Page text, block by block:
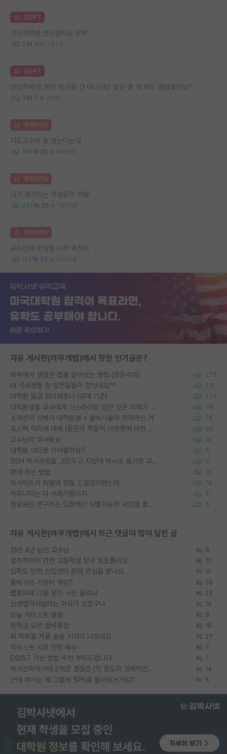
김GPT
석사과정생 연구장려금 상태
0 11 7875
김GPT
안녕하세요! 제가 박사될 건 아니지만 질문 몇 개 해도 괜찮을까요?
3 7 2900
명예의전당
지도교수와 잘 맞는다는것
140 20 64550
명예의전당
내가 생각하는 학생들의 역할
242 35 36809
명예의전당
교수인데 학생들 너무 빡친다
127 55 50078
자유 게시판(아무개랩)에서 핫한 인기글은?
외부에서 괜찮은 랩을 알아보는 방법 (장문주의) 275
내 석사생활 참 많은일들이 있엇네요^^ 212
대학원 월급 정리해준다 (공대 기준) 275
대학원생들 교수에게 가스라이팅 당한 것은 이해가 갑니다. 안타깝네요. 119
소재분야 석박사 대학원생 + 물박사들이 착각하는 거 74
포스텍 억까에 대해 (동문의 학문적 아웃풋에 대한 반박) 50
교수님이 무서워요 16
대학원 어디로 가야할까요? 5
SSH 박사과정을 그만두고 지방대 박사로 옮기면 교수의 꿈은 끝일까요? 9
편애 하는 방법 15
이사이트가 처음엔 정말 도움많이됐는데 14
커뮤니티는 다 쓰레기통이지 6
정보보안 연구하는 입장에선 식별가능한 사진을 올리는건 비추이긴함 5
자유 게시판(아무개랩)에서 최근 댓글이 많이 달린 글
정년 4년 남은 교수님 9
알츠하이머 관련 고등학생 탐구 포트폴리오 12
입학도 안한 신입생이 원래 관심을 받나요 11
물박사의 기준이 뭐임? 20
랩홈피에 다들 본인 사진 올리냐 23
신생랩가지말라는 이유가 있었구나 16
오늘 카이스트 발표 6
장학금 모은 랩비통장 18
AI 학회들 거품 슬슬 지적이 나오네요 27
카이스트 서류 전형 배수 7
DGIST 가는 방법 추천 부탁드립니다. 7
박사진학하기에 2억은 괜찮은 (?) 정도의 경제력인가요 14
근데 여기는 왜 그렇게 SPK를 물어보는거임? 5